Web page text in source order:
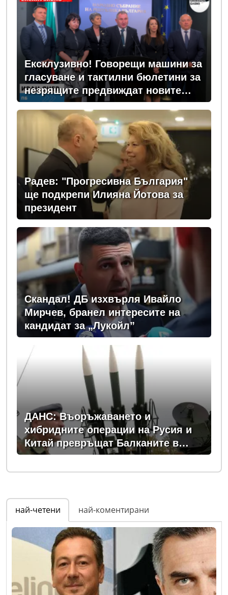
Ексклузивно! Говорещи машини за
гласуване и тактилни бюлетини за
незрящите предвиждат новите
изборни правила! (ВИДЕО)
Радев: "Прогресивна България"
ще подкрепи Илияна Йотова за
президент
Скандал! ДБ изхвърля Ивайло
Мирчев, бранел интересите на
кандидат за „Лукойл”
ДАНС: Въоръжаването и
хибридните операции на Русия и
Китай превръщат Балканите в
зона на нестабилност
най-четени най-коментирани